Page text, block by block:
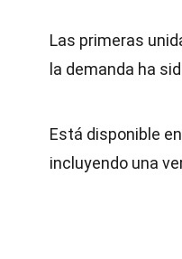
Las primeras
la demanda ha
Está disponible
incluyendo una